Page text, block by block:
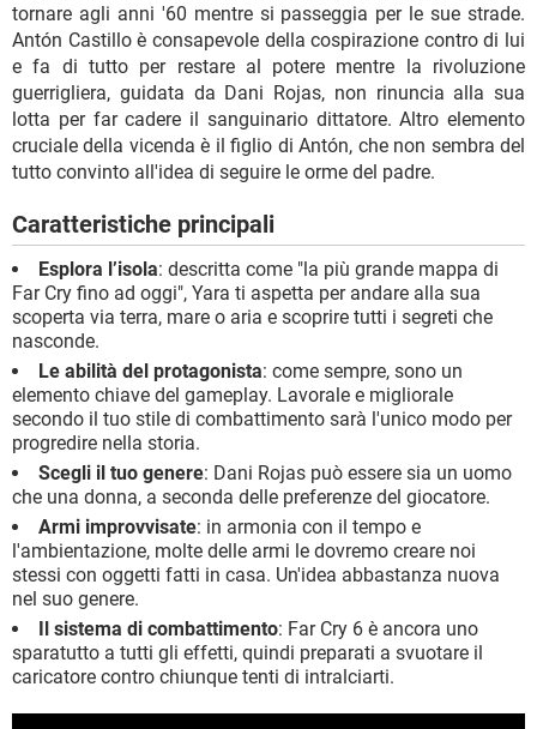
tornare agli anni '60 mentre si passeggia per le sue strade.
Antón Castillo è consapevole della cospirazione contro di lui
e fa di tutto per restare al potere mentre la rivoluzione
guerrigliera, guidata da Dani Rojas, non rinuncia alla sua
lotta per far cadere il sanguinario dittatore. Altro elemento
cruciale della vicenda è il figlio di Antón, che non sembra del
tutto convinto all'idea di seguire le orme del padre.
Caratteristiche principali
Esplora l’isola: descritta come "la più grande mappa di
Far Cry fino ad oggi", Yara ti aspetta per andare alla sua
scoperta via terra, mare o aria e scoprire tutti i segreti che
nasconde.
Le abilità del protagonista: come sempre, sono un
elemento chiave del gameplay. Lavorale e migliorale
secondo il tuo stile di combattimento sarà l'unico modo per
progredire nella storia.
Scegli il tuo genere: Dani Rojas può essere sia un uomo
che una donna, a seconda delle preferenze del giocatore.
Armi improvvisate: in armonia con il tempo e
l'ambientazione, molte delle armi le dovremo creare noi
stessi con oggetti fatti in casa. Un'idea abbastanza nuova
nel suo genere.
Il sistema di combattimento: Far Cry 6 è ancora uno
sparatutto a tutti gli effetti, quindi preparati a svuotare il
caricatore contro chiunque tenti di intralciarti.